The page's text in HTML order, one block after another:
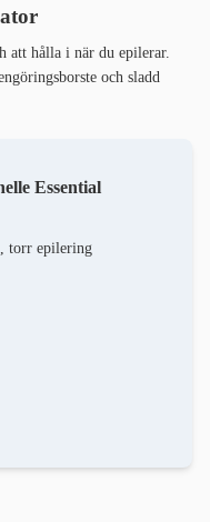
att hålla i när du epilerar.
och sladd
Essential
torr epilering